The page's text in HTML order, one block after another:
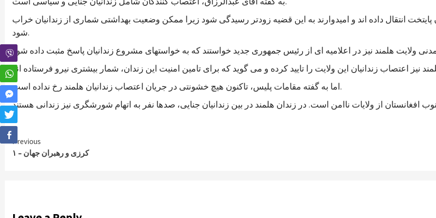
انتقال داده اند و امیدوارند به این قضیه زودتر رسیدگی شود زیرا ممکن وضعیت بهداشتی شماری از زندانیان خراب
شود.
اما به گفته مقامات پلیس، تاکنون هیچ خشونتی در جریان اعتصاب زندانیان هلمند رخ نداده است.
Continue
Reading
Previous
کرزی و رهبران جهان – ۱